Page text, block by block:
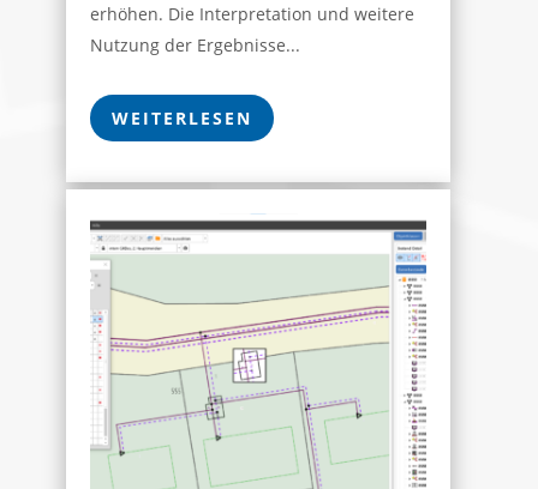
erhöhen. Die Interpretation und weitere
Nutzung der Ergebnisse...
WEITERLESEN